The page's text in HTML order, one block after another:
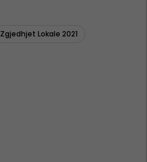
Zgjedhjet Lokale 2021